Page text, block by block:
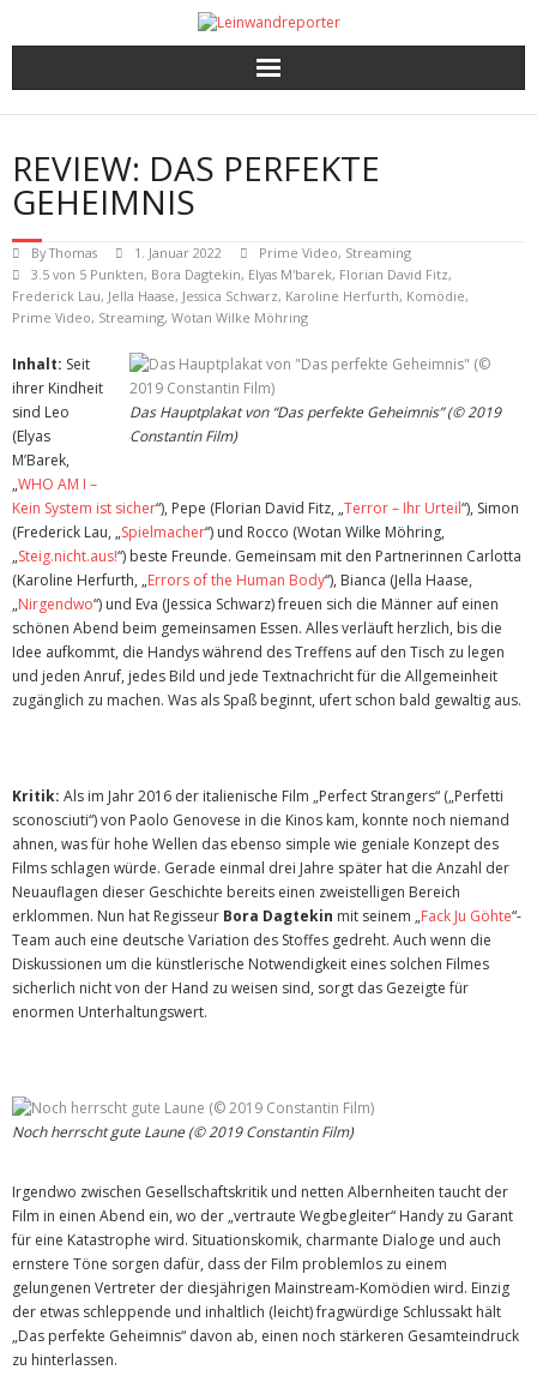
Kritiken
Filme und Serien nach Punkten
Gewinnspiele
REVIEW: DAS PERFEKTE
GEHEIMNIS
ByThomas 1. Januar 2022 Prime Video, Streaming
3.5 von 5 Punkten, Bora Dagtekin, Elyas M'barek, Florian David Fitz,
Frederick Lau, Jella Haase, Jessica Schwarz, Karoline Herfurth, Komödie,
Prime Video, Streaming, Wotan Wilke Möhring
Das Hauptplakat von “Das perfekte Geheimnis” (© 2019
Constantin Film)
Inhalt: Seit
ihrer Kindheit
sind Leo
(Elyas
M’Barek,
„WHO AM I –
Kein System ist sicher“), Pepe (Florian David Fitz, „Terror – Ihr Urteil“), Simon
(Frederick Lau, „Spielmacher“) und Rocco (Wotan Wilke Möhring,
„Steig.nicht.aus!“) beste Freunde. Gemeinsam mit den Partnerinnen Carlotta
(Karoline Herfurth, „Errors of the Human Body“), Bianca (Jella Haase,
„Nirgendwo“) und Eva (Jessica Schwarz) freuen sich die Männer auf einen
schönen Abend beim gemeinsamen Essen. Alles verläuft herzlich, bis die
Idee aufkommt, die Handys während des Treffens auf den Tisch zu legen
und jeden Anruf, jedes Bild und jede Textnachricht für die Allgemeinheit
zugänglich zu machen. Was als Spaß beginnt, ufert schon bald gewaltig aus.
Kritik: Als im Jahr 2016 der italienische Film „Perfect Strangers“ („Perfetti
sconosciuti“) von Paolo Genovese in die Kinos kam, konnte noch niemand
ahnen, was für hohe Wellen das ebenso simple wie geniale Konzept des
Films schlagen würde. Gerade einmal drei Jahre später hat die Anzahl der
Neuauflagen dieser Geschichte bereits einen zweistelligen Bereich
erklommen. Nun hat Regisseur Bora Dagtekin mit seinem „Fack Ju Göhte“-
Team auch eine deutsche Variation des Stoffes gedreht. Auch wenn die
Diskussionen um die künstlerische Notwendigkeit eines solchen Filmes
sicherlich nicht von der Hand zu weisen sind, sorgt das Gezeigte für
enormen Unterhaltungswert.
Noch herrscht gute Laune (© 2019 Constantin Film)
Irgendwo zwischen Gesellschaftskritik und netten Albernheiten taucht der
Film in einen Abend ein, wo der „vertraute Wegbegleiter“ Handy zu Garant
für eine Katastrophe wird. Situationskomik, charmante Dialoge und auch
ernstere Töne sorgen dafür, dass der Film problemlos zu einem
gelungenen Vertreter der diesjährigen Mainstream-Komödien wird. Einzig
der etwas schleppende und inhaltlich (leicht) fragwürdige Schlussakt hält
„Das perfekte Geheimnis“ davon ab, einen noch stärkeren Gesamteindruck
zu hinterlassen.